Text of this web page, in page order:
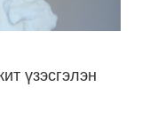
үзэсгэлэн